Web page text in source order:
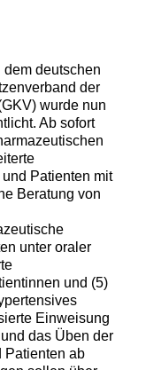
deutschen
der
wurde nun
Ab sofort
Patienten mit
Beratung von
unter oraler
und (5)
Einweisung
das Üben der
Patienten ab